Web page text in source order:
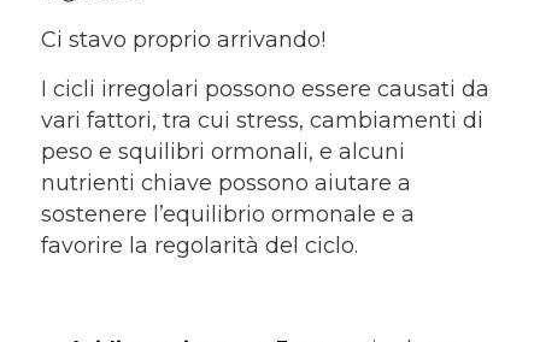
Ci stavo proprio arrivando!
I cicli irregolari possono essere causati da
vari fattori, tra cui stress, cambiamenti di
peso e squilibri ormonali, e alcuni
nutrienti chiave possono aiutare a
sostenere l’equilibrio ormonale e a
favorire la regolarità del ciclo.